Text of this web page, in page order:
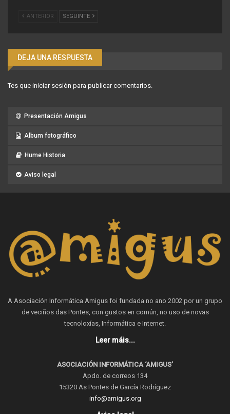
ANTERIOR SEGUINTE
DEJA UNA RESPUESTA
Tes que iniciar sesión para publicar comentarios.
Presentación Amigus
Album fotográfico
Hume Historia
Aviso legal
A Asociación Informática Amigus foi fundada no ano 2002 por un grupo
de veciños das Pontes, con gustos en común, no uso de novas
tecnoloxías, Informática e Internet.
Leer máis...
ASOCIACIÓN INFORMÁTICA ‘AMIGUS’
Apdo. de correos 134
15320 As Pontes de García Rodríguez
info@amigus.org